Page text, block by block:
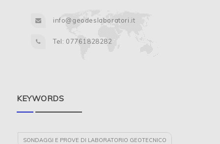
info@geodeslaboratori.it
Tel: 07761828282
KEYWORDS
SONDAGGI E PROVE DI LABORATORIO GEOTECNICO